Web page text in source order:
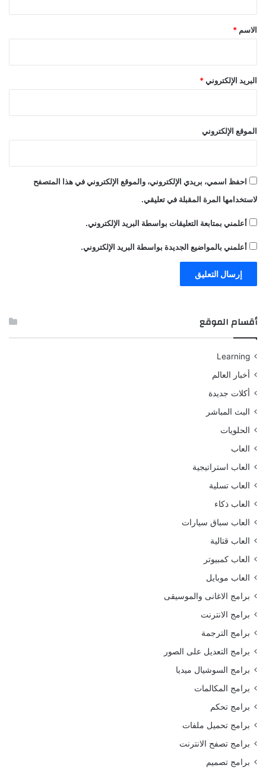
*
الاسم *
البريد الإلكتروني *
الموقع الإلكتروني
احفظ اسمي، بريدي الإلكتروني، والموقع الإلكتروني في هذا المتصفح
لاستخدامها المرة المقبلة في تعليقي.
أعلمني بمتابعة التعليقات بواسطة البريد الإلكتروني.
أعلمني بالمواضيع الجديدة بواسطة البريد الإلكتروني.
أقسام الموقع
Learning
أخبار العالم
أكلات جديدة
البث المباشر
الحلويات
العاب
العاب استراتيجية
العاب تسلية
العاب ذكاء
العاب سباق سيارات
العاب قتالية
العاب كمبيوتر
العاب موبايل
برامج الاغانى والموسيقى
برامج الانترنت
برامج الترجمة
برامج التعديل على الصور
برامج السوشيال ميديا
برامج المكالمات
برامج تحكم
برامج تحميل ملفات
برامج تصفح الانترنت
برامج تصميم